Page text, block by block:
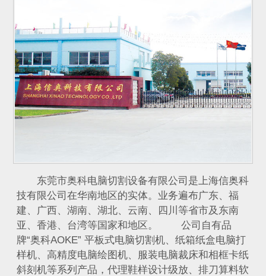
东莞市奥科电脑切割设备有限公司是上海信奥科
技有限公司在华南地区的实体。业务遍布广东、福
建、广西、湖南、湖北、云南、四川等省市及东南
亚、香港、台湾等国家和地区。 公司自有品
牌“奥科AOKE” 平板式电脑切割机、纸箱纸盒电脑打
样机、高精度电脑绘图机、服装电脑裁床和相框卡纸
斜刻机等系列产品，代理鞋样设计级放、排刀算料软